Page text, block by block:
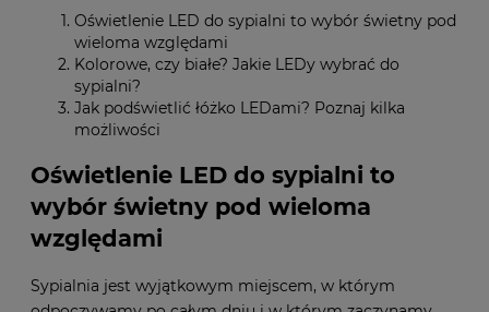
Oświetlenie LED do sypialni to wybór świetny pod
wieloma względami
Kolorowe, czy białe? Jakie LEDy wybrać do
sypialni?
Jak podświetlić łóżko LEDami? Poznaj kilka
możliwości
Oświetlenie LED do sypialni to
wybór świetny pod wieloma
względami
Sypialnia jest wyjątkowym miejscem, w którym